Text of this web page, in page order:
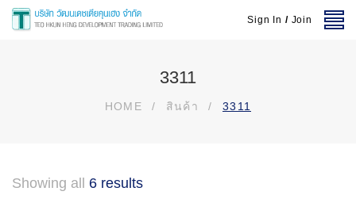
Sign In / Join
3311
HOME / สินค้า / 3311
Showing all 6 results